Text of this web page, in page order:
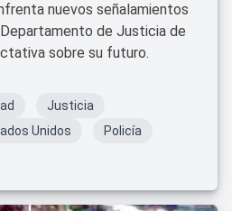
nuevos señalamientos
de Justicia de
sobre su futuro.
Justicia
Unidos
Policía